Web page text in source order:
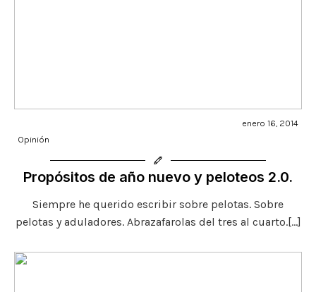
enero 16, 2014
Opinión
Propósitos de año nuevo y peloteos 2.0.
Siempre he querido escribir sobre pelotas. Sobre
pelotas y aduladores. Abrazafarolas del tres al cuarto.[…]